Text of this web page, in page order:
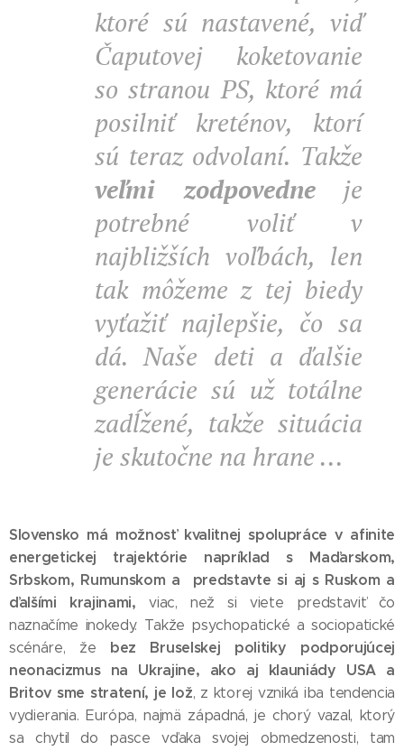
ktoré sú nastavené, viď
Čaputovej koketovanie
so stranou PS, ktoré má
posilniť kreténov, ktorí
sú teraz odvolaní. Takže
veľmi zodpovedne je
potrebné voliť v
najbližších voľbách, len
tak môžeme z tej biedy
vyťažiť najlepšie, čo sa
dá. Naše deti a ďalšie
generácie sú už totálne
zadĺžené, takže situácia
je skutočne na hrane ...
Slovensko má možnosť kvalitnej spolupráce v afinite
energetickej trajektórie napríklad s Maďarskom,
Srbskom, Rumunskom a predstavte si aj s Ruskom a
ďalšími krajinami, viac, než si viete predstaviť čo
naznačíme inokedy. Takže psychopatické a sociopatické
scénáre, že bez Bruselskej politiky podporujúcej
neonacizmus na Ukrajine, ako aj klauniády USA a
Britov sme stratení, je lož, z ktorej vzniká iba tendencia
vydierania. Európa, najmä západná, je chorý vazal, ktorý
sa chytil do pasce vďaka svojej obmedzenosti, tam